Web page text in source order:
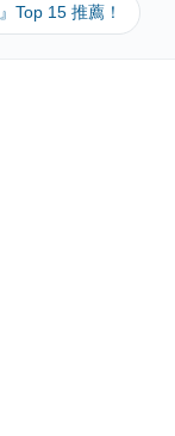
Top 15 推薦！